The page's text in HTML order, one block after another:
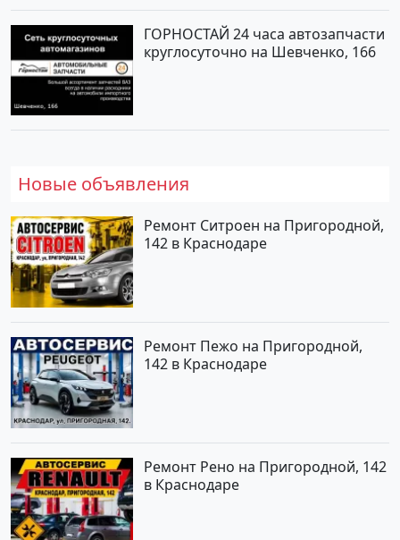
ГОРНОСТАЙ 24 часа автозапчасти
круглосуточно на Шевченко, 166
Новые объявления
Ремонт Ситроен на Пригородной,
142 в Краснодаре
Ремонт Пежо на Пригородной,
142 в Краснодаре
Ремонт Рено на Пригородной, 142
в Краснодаре